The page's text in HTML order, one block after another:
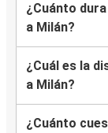
¿Cuánto
a Milán?
¿Cuál es la
a Milán?
¿Cuánto